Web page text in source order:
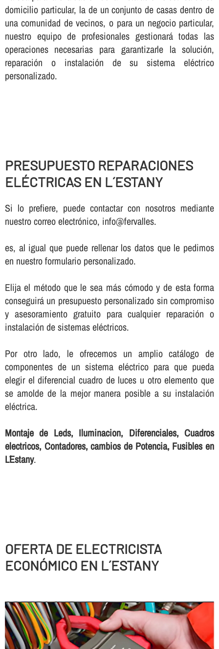
domicilio particular, la de un conjunto de casas dentro de
una comunidad de vecinos, o para un negocio particular,
nuestro equipo de profesionales gestionará todas las
operaciones necesarias para garantizarle la solución,
reparación o instalación de su sistema eléctrico
personalizado.
PRESUPUESTO REPARACIONES
ELÉCTRICAS EN L´ESTANY
Si lo prefiere, puede contactar con nosotros mediante
nuestro correo electrónico, info@fervalles.
es, al igual que puede rellenar los datos que le pedimos
en nuestro formulario personalizado.
Elija el método que le sea más cómodo y de esta forma
conseguirá un presupuesto personalizado sin compromiso
y asesoramiento gratuito para cualquier reparación o
instalación de sistemas eléctricos.
Por otro lado, le ofrecemos un amplio catálogo de
componentes de un sistema eléctrico para que pueda
elegir el diferencial cuadro de luces u otro elemento que
se amolde de la mejor manera posible a su instalación
eléctrica.
Montaje de Leds, Iluminacion, Diferenciales, Cuadros
electricos, Contadores, cambios de Potencia, Fusibles en
L´Estany.
OFERTA DE ELECTRICISTA
ECONÓMICO EN L´ESTANY